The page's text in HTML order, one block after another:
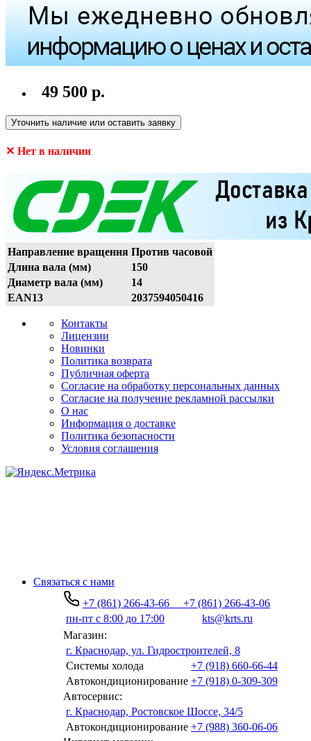
49 500 р.
Уточнить наличие или оставить заявку
✕ Нет в наличии
Направление вращения Против часовой
Длина вала (мм)
150
Диаметр вала (мм)
14
EAN13
2037594050416
Контакты
Лицензии
Новинки
Политика возврата
Публичная оферта
Согласие на обработку персональных данных
Согласие на получение рекламной рассылки
О нас
Информация о доставке
Политика безопасности
Условия соглашения
Связаться с нами
+7 (861) 266-43-66
+7 (861) 266-43-06
пн-пт с 8:00 до 17:00
kts@krts.ru
Магазин:
г. Краснодар, ул. Гидростроителей, 8
Системы холода
+7 (918) 660-66-44
Автокондиционирование +7 (918) 0-309-309
Автосервис:
г. Краснодар, Ростовское Шоссе, 34/5
Автокондиционирование +7 (988) 360-06-06